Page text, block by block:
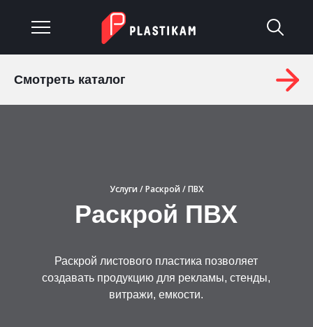
Изделия на заказ
Оплата и доставка
Смотреть каталог
Услуги /Раскрой / ПВХ
Раскрой ПВХ
Раскрой листового пластика позволяет
создавать продукцию для рекламы, стенды,
витражи, емкости.